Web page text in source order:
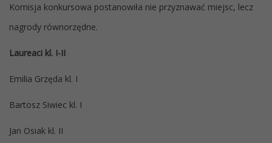
Komisja konkursowa postanowiła nie przyznawać miejsc, lecz
nagrody równorzędne.
Laureaci kl. I-II
Emilia Grzęda kl. I
Bartosz Siwiec kl. I
Jan Osiak kl. II